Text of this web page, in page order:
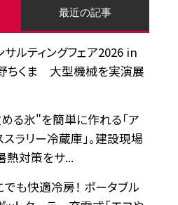
最近の記事
サルティングフェア2026 in
ちくま 大型機械を実演展
る氷"を簡単に作れる「ア
スラリー冷蔵庫」。建設現場
熱対策をサ...
でも快適冷房！ ポータブル